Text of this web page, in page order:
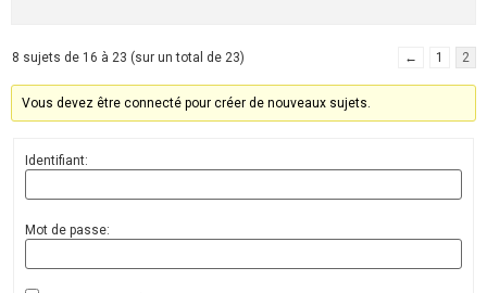
8 sujets de 16 à 23 (sur un total de 23) ← 1 2
Vous devez être connecté pour créer de nouveaux sujets.
Identifiant:
Mot de passe: